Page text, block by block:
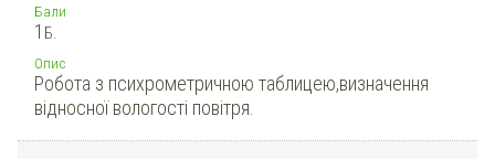
Бали
1 Б.
Опис
Робота з психрометричною таблицею,визначення
відносної вологості повітря.